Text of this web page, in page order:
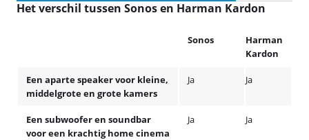
Het verschil tussen Sonos en Harman Kardon
Sonos
Harman
Kardon
Een aparte speaker voor kleine,
middelgrote en grote kamers
Ja Ja
Een subwoofer en soundbar
voor een krachtig home cinema
Ja Ja